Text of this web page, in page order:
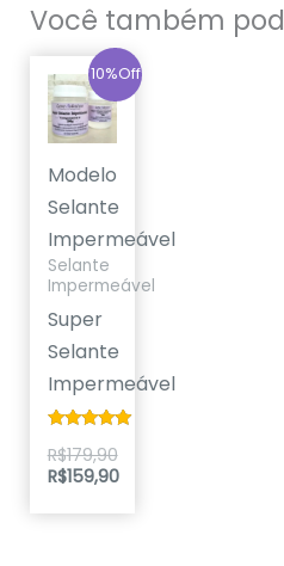
Você também
10%Off
Modelo
Selante
Impermeável
Selante
Impermeável
Super
Selante
Impermeável
5.00
de 5
R$179,90
preço
original
era:
R$179,90.
R$159,90
preço
atual
é:
R$159,90.